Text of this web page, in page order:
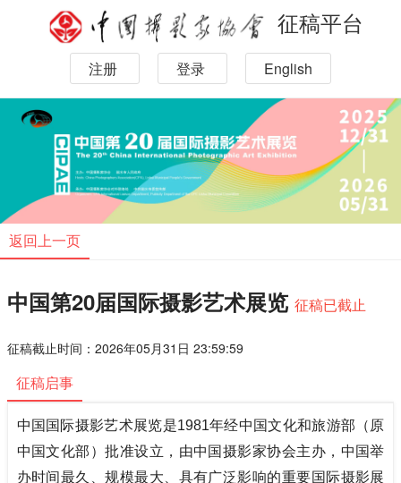
征稿平台
注册 登录 English
返回上一页
中国第20届国际摄影艺术展览 征稿已截止
征稿截止时间：2026年05月31日 23:59:59
征稿启事
中国国际摄影艺术展览是1981年经中国文化和旅游部（原
中国文化部）批准设立，由中国摄影家协会主办，中国举
办时间最久、规模最大、具有广泛影响的重要国际摄影展